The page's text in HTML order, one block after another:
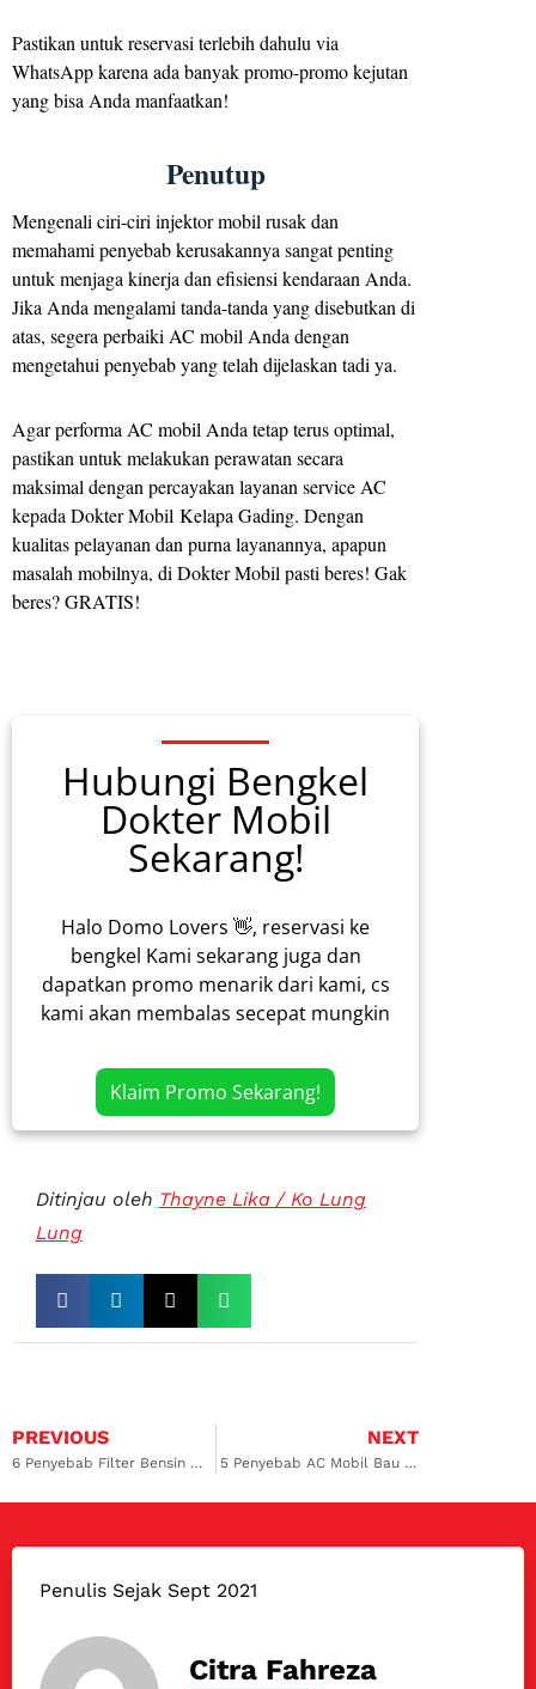
Pastikan untuk reservasi terlebih dahulu via
WhatsApp karena ada banyak promo-promo kejutan
yang bisa Anda manfaatkan!
Penutup
Mengenali ciri-ciri injektor mobil rusak dan
memahami penyebab kerusakannya sangat penting
untuk menjaga kinerja dan efisiensi kendaraan Anda.
Jika Anda mengalami tanda-tanda yang disebutkan di
atas, segera perbaiki AC mobil Anda dengan
mengetahui penyebab yang telah dijelaskan tadi ya.
Agar performa AC mobil Anda tetap terus optimal,
pastikan untuk melakukan perawatan secara
maksimal dengan percayakan layanan service AC
kepada Dokter Mobil Kelapa Gading. Dengan
kualitas pelayanan dan purna layanannya, apapun
masalah mobilnya, di Dokter Mobil pasti beres! Gak
beres? GRATIS!
Hubungi Bengkel
Dokter Mobil
Sekarang!
Halo Domo Lovers 👋, reservasi ke
bengkel Kami sekarang juga dan
dapatkan promo menarik dari kami, cs
kami akan membalas secepat mungkin
Klaim Promo Sekarang!
Ditinjau oleh Thayne Lika / Ko Lung
Lung
PREVIOUS
6 Penyebab Filter Bensin Mobil Kotor, Gara-gara Salah Isi Bensin?
NEXT
5 Penyebab AC Mobil Bau Saat Dinyalakan
Penulis Sejak Sept 2021
Citra Fahreza